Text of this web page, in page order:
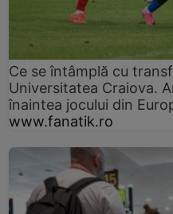
Ce se întâmplă cu
Universitatea Craiova.
înaintea jocului din
www.fanatik.ro